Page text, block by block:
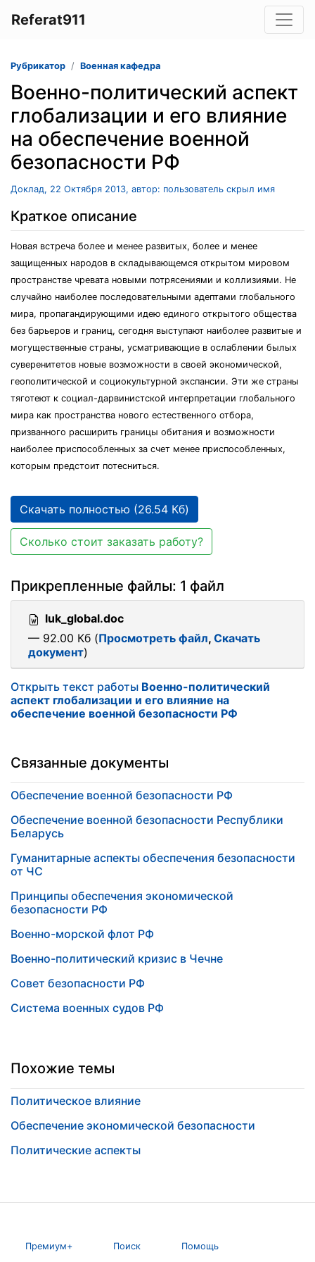
Referat911
Рубрикатор Военная кафедра
Военно-политический аспект
глобализации и его влияние
на обеспечение военной
безопасности РФ
Доклад, 22 Октября 2013, автор: пользователь скрыл имя
Краткое описание
Новая встреча более и менее развитых, более и менее
защищенных народов в складывающемся открытом мировом
пространстве чревата новыми потрясениями и коллизиями. Не
случайно наиболее последовательными адептами глобального
мира, пропагандирующими идею единого открытого общества
без барьеров и границ, сегодня выступают наиболее развитые и
могущественные страны, усматривающие в ослаблении былых
суверенитетов новые возможности в своей экономической,
геополитической и социокультурной экспансии. Эти же страны
тяготеют к социал-дарвинистской интерпретации глобального
мира как пространства нового естественного отбора,
призванного расширить границы обитания и возможности
наиболее приспособленных за счет менее приспособленных,
которым предстоит потесниться.
Скачать полностью (26.54 Кб)
Сколько стоит заказать работу?
Прикрепленные файлы: 1 файл
luk_global.doc
— 92.00 Кб (Просмотреть файл, Скачать
документ)
Открыть текст работы Военно-политический
аспект глобализации и его влияние на
обеспечение военной безопасности РФ
Связанные документы
Обеспечение военной безопасности РФ
Обеспечение военной безопасности Республики
Беларусь
Гуманитарные аспекты обеспечения безопасности
от ЧС
Принципы обеспечения экономической
безопасности РФ
Военно-морской флот РФ
Военно-политический кризис в Чечне
Совет безопасности РФ
Система военных судов РФ
Похожие темы
Политическое влияние
Обеспечение экономической безопасности
Политические аспекты
Премиум+ Поиск Помощь